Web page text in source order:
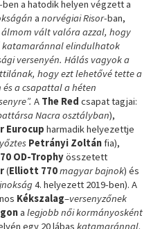
a hatodik helyen végzett a
anorvégiai Risor-ban,
álmom vált valóra azzal, hogy
katamaránnal elindulhatok
versenyén. Hálás vagyok a
hogy ezt lehetővé tette a
a csapattal a héten
A The Red csapat tagjai:
Nacra osztályban),
Eurocup harmadik helyezettje
Petrányi Zoltánfia),
OD-Trophyösszetett
(Elliott 770magyar bajnok) és
4. helyezett 2019-ben). A
Kékszalag–versenyzőnek
alegjobb női kormányosként